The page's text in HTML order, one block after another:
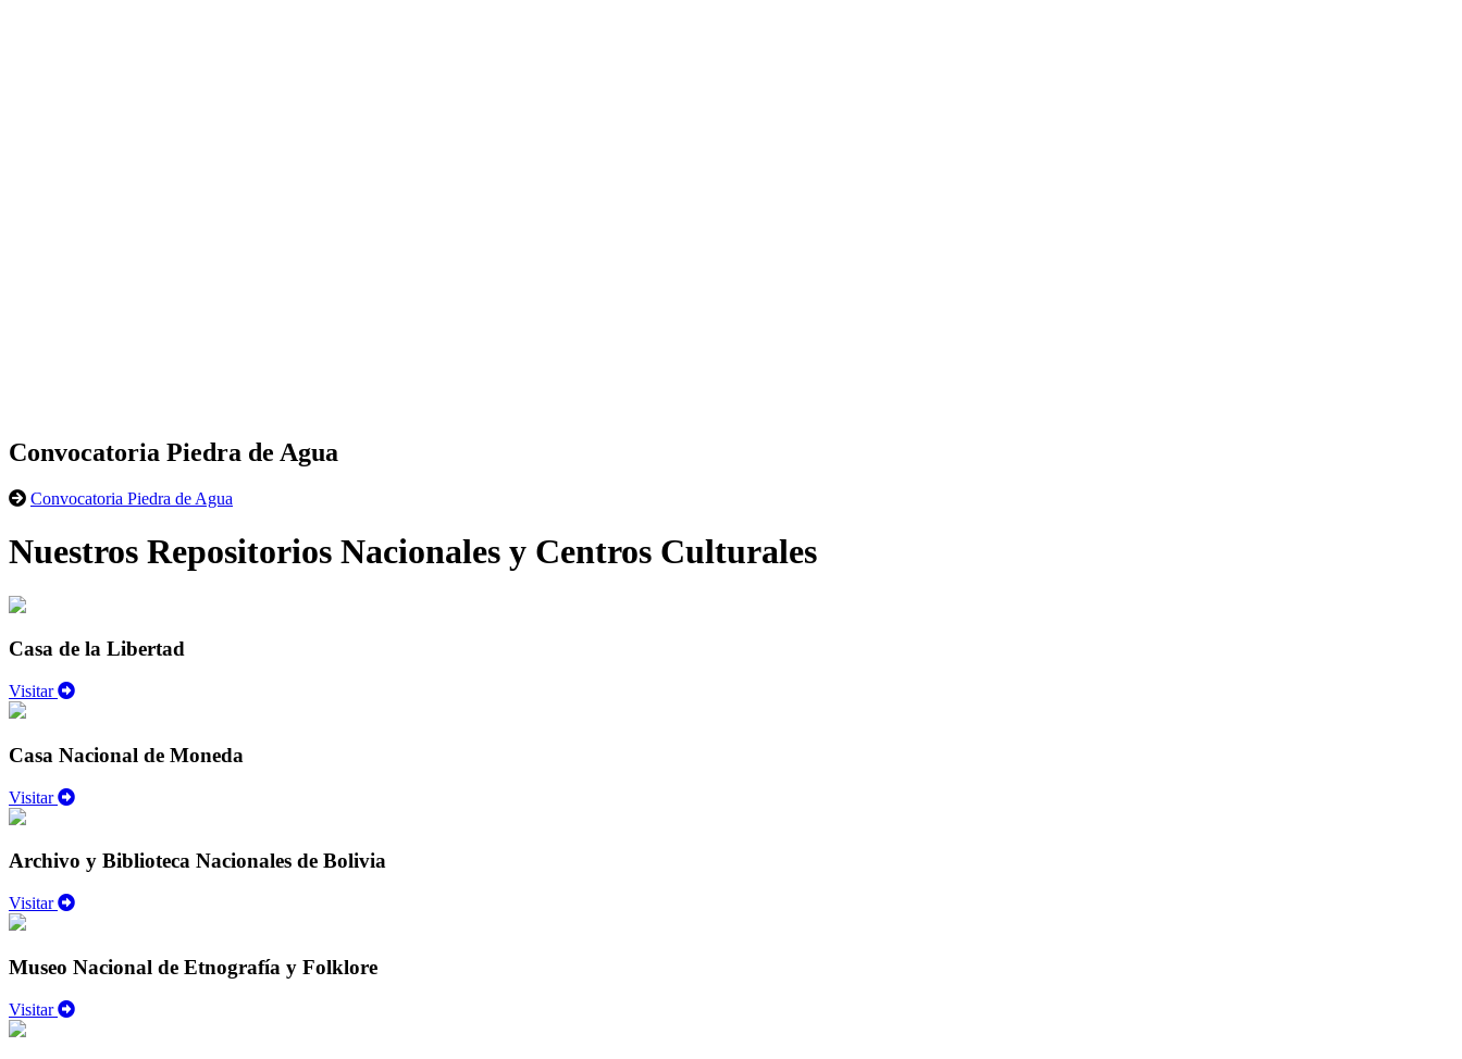
Convocatoria Piedra de Agua
Convocatoria Piedra de Agua
Nuestros Repositorios Nacionales y Centros Culturales
Casa de la Libertad
Visitar
Casa Nacional de Moneda
Visitar
Archivo y Biblioteca Nacionales de Bolivia
Visitar
Museo Nacional de Etnografía y Folklore
Visitar